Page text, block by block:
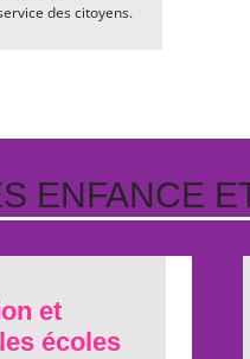
des citoyens.
ENFANCE
et
écoles